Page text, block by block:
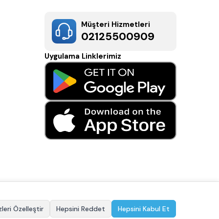
Müşteri Hizmetleri
02125500909
Uygulama Linklerimiz
Özelleştir Hepsini Reddet Hepsini Kabul Et